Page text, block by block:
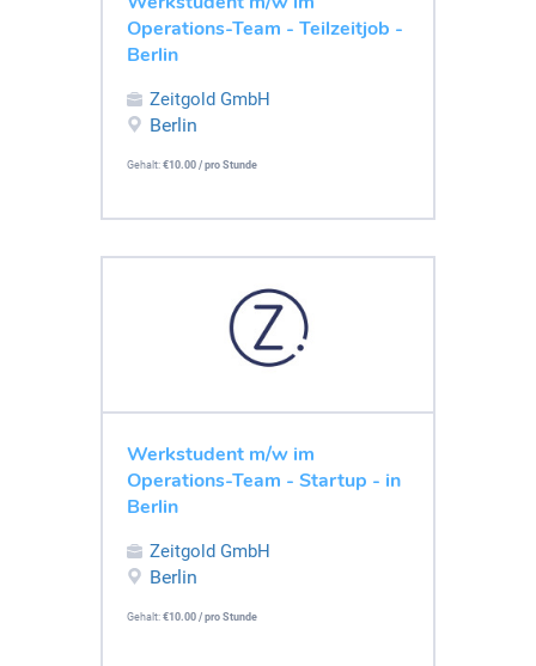
Operations-Team - Teilzeitjob -
Berlin
Zeitgold GmbH
Berlin
Gehalt: €10.00 / pro Stunde
Werkstudent m/w im
Operations-Team - Startup - in
Berlin
Zeitgold GmbH
Berlin
Gehalt: €10.00 / pro Stunde